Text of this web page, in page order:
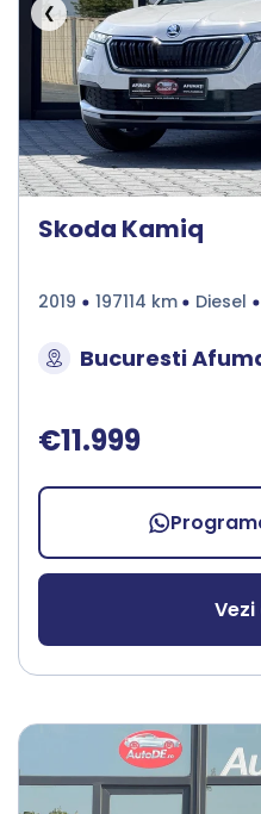
❮
Skoda Kamiq
2019 197114 km Diesel
Bucuresti
€11.999